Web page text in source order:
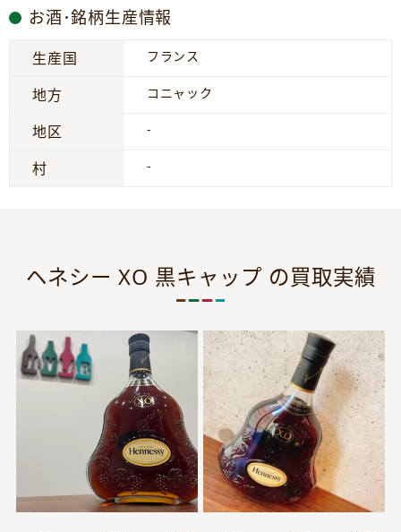
お酒･銘柄生産情報
生産国 フランス
地方 コニャック
地区 -
村 -
ヘネシー XO 黒キャップ の買取実績